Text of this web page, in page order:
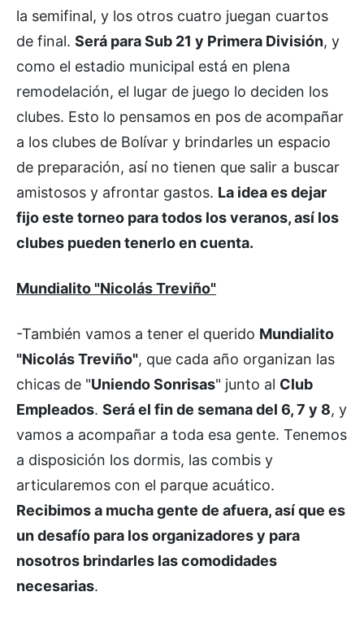
la semifinal, y los otros cuatro juegan cuartos
de final. Será para Sub 21 y Primera División, y
como el estadio municipal está en plena
remodelación, el lugar de juego lo deciden los
clubes. Esto lo pensamos en pos de acompañar
a los clubes de Bolívar y brindarles un espacio
de preparación, así no tienen que salir a buscar
amistosos y afrontar gastos. La idea es dejar
fijo este torneo para todos los veranos, así los
clubes pueden tenerlo en cuenta.
Mundialito "Nicolás Treviño"
-También vamos a tener el querido Mundialito
"Nicolás Treviño", que cada año organizan las
chicas de "Uniendo Sonrisas" junto al Club
Empleados. Será el fin de semana del 6, 7 y 8, y
vamos a acompañar a toda esa gente. Tenemos
a disposición los dormis, las combis y
articularemos con el parque acuático.
Recibimos a mucha gente de afuera, así que es
un desafío para los organizadores y para
nosotros brindarles las comodidades
necesarias.